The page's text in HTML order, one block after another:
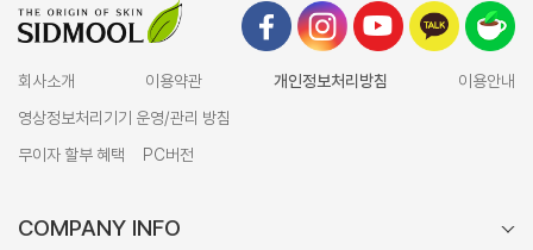
회사소개 이용약관 개인정보처리방침
이용안내
영상정보처리기기 운영/관리 방침
무이자 할부 혜택
PC버전
COMPANY INFO